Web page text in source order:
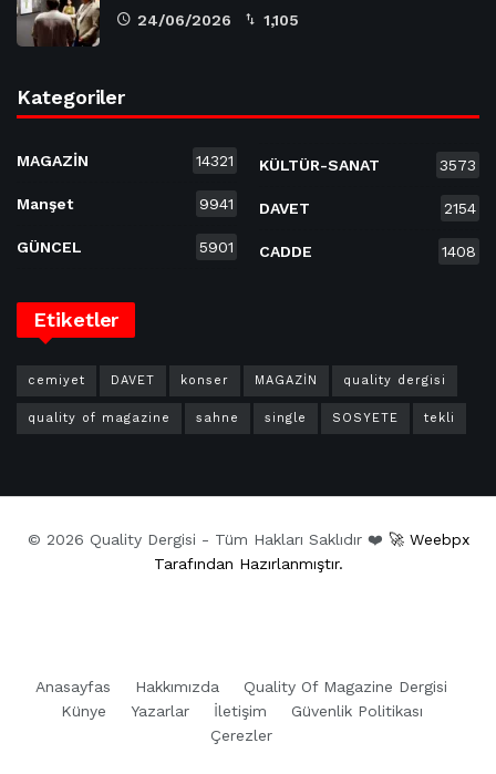
24/06/2026 1,105
Kategoriler
MAGAZİN 14321
Manşet 9941
GÜNCEL 5901
KÜLTÜR-SANAT 3573
DAVET 2154
CADDE 1408
Etiketler
cemiyet DAVET konser MAGAZİN quality dergisi
quality of magazine sahne single SOSYETE tekli
© 2026 Quality Dergisi - Tüm Hakları Saklıdır ❤️ 🚀 Weebpx
Tarafından Hazırlanmıştır.
Anasayfas Hakkımızda
Quality Of Magazine Dergisi
Künye
Yazarlar İletişim
Güvenlik Politikası
Çerezler